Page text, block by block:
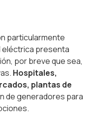
particularmente
eléctrica presenta
por breve que sea,
Hospitales,
plantas de
de generadores para